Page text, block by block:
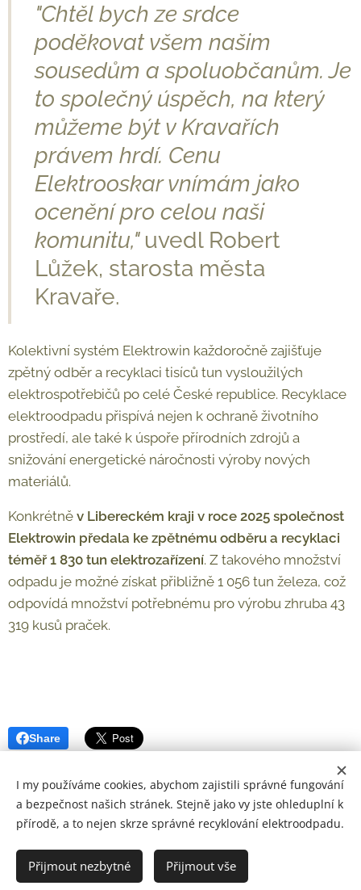
"Chtěl bych ze srdce
poděkovat všem našim
sousedům a spoluobčanům. Je
to společný úspěch, na který
můžeme být v Kravařích
právem hrdí. Cenu
Elektrooskar vnímám jako
ocenění pro celou naši
komunitu," uvedl Robert
Lůžek, starosta města
Kravaře.
Kolektivní systém Elektrowin každoročně zajišťuje
zpětný odběr a recyklaci tisíců tun vysloužilých
elektrospotřebičů po celé České republice. Recyklace
elektroodpadu přispívá nejen k ochraně životního
prostředí, ale také k úspoře přírodních zdrojů a
snižování energetické náročnosti výroby nových
materiálů.
Konkrétně v Libereckém kraji v roce 2025 společnost
Elektrowin předala ke zpětnému odběru a recyklaci
téměř 1 830 tun elektrozařízení. Z takového množství
odpadu je možné získat přibližně 1 056 tun železa, což
odpovídá množství potřebnému pro výrobu zhruba 43
319 kusů praček.
Share
© 2026 Zaostřeno na elektro
Všechna práva vyhrazena.
Cookies
I my používáme cookies, abychom zajistili správné fungování
a bezpečnost našich stránek. Stejně jako vy jste ohleduplní k
přírodě, a to nejen skrze správné recyklování elektroodpadu.
Přijmout nezbytné Přijmout vše